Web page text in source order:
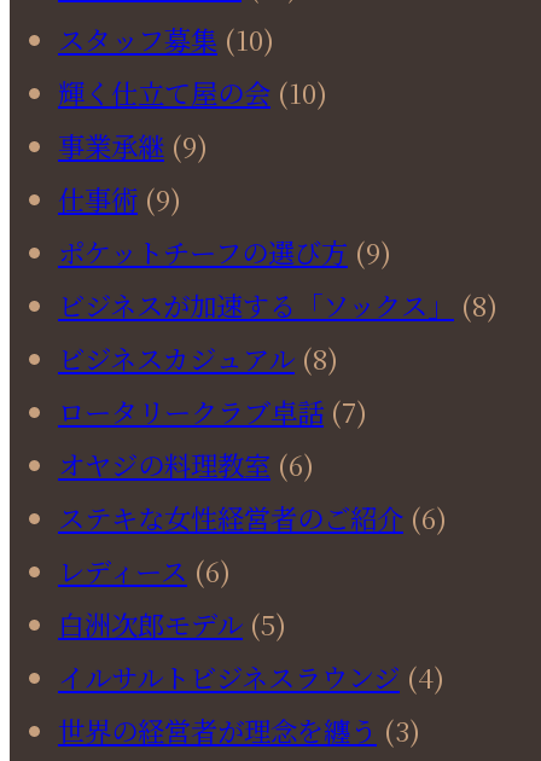
スタッフ募集 (10)
輝く仕立て屋の会 (10)
事業承継 (9)
仕事術 (9)
ポケットチーフの選び方 (9)
ビジネスが加速する「ソックス」
(8)
ビジネスカジュアル (8)
ロータリークラブ卓話 (7)
オヤジの料理教室 (6)
ステキな女性経営者のご紹介 (6)
レディース (6)
白洲次郎モデル (5)
イルサルトビジネスラウンジ (4)
世界の経営者が理念を纏う (3)